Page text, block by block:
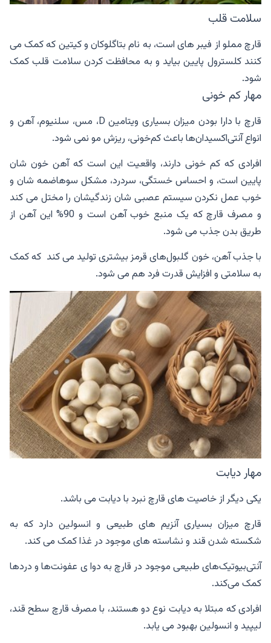
سلامت قلب
قارچ مملو از فیبر های است، به نام بتاگلوکان و کیتین که کمک می
کنند کلسترول پایین بیاید و به محافظت کردن سلامت قلب کمک
شود.
مهار کم خونی
قارچ با دارا بودن میزان بسیاری ویتامین D، مس، سلنیوم، آهن و
انواع آنتی‌اکسیدان‌ها باعث کم‌خونی، ریزش مو نمی ‌شود.
افرادی که کم خونی دارند، واقعیت این است که آهن خون شان
پایین است، و احساس خستگی، سردرد، مشکل سوهاضمه شان و
خوب عمل نکردن سیستم عصبی شان زندگیشان را مختل می کند
و مصرف قارچ که یک منبع خوب آهن است و 90% این آهن از
طریق بدن جذب می شود.
با جذب آهن، خون گلبول‌های قرمز بیشتری تولید می کند که کمک
به سلامتی و افزایش قدرت فرد هم می شود.
مهار دیابت
یکی دیگر از خاصیت های قارچ نبرد با دیابت می باشد.
قارچ میزان بسیاری آنزیم های طبیعی و انسولین دارد که به
شکسته شدن قند و نشاسته های موجود در غذا کمک می کند.
آنتی‌بیوتیک‌های طبیعی موجود در قارچ به دوا ی عفونت‌ها و دردها
کمک می‌کند.
افرادی که مبتلا به دیابت نوع دو هستند، با مصرف قارچ سطح قند،
لیپید و انسولین بهبود می یابد.